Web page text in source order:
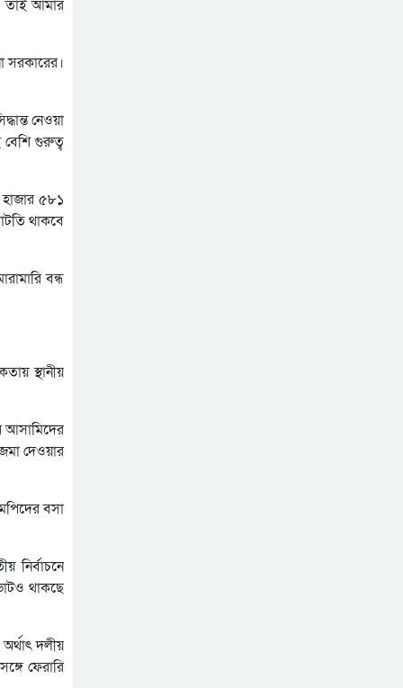
তাই আমার
সরকারের।
নেওয়া
বেশি গুরুত্ব
হাজার ৫৮১
থাকবে
বন্ধ
স্থানীয়
আসামিদের
দেওয়ার
বসা
নির্বাচনে
থাকছে
দলীয়
ফেরারি